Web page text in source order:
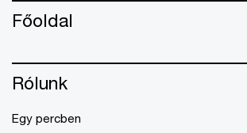
Főoldal
Rólunk
Egy percben